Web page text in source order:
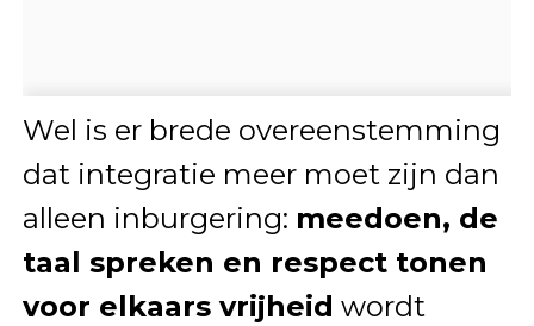
Wel is er brede overeenstemming
dat integratie meer moet zijn dan
alleen inburgering: meedoen, de
taal spreken en respect tonen
voor elkaars vrijheid wordt